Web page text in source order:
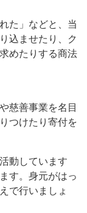
た」などと、当
込ませたり、ク
めたりする商法
慈善事業を名目
つけたり寄付を
動しています
す。身元がはっ
で行いましょ